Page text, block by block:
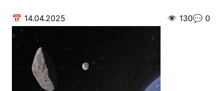
📅 14.04.2025 👁️ 130💬 0